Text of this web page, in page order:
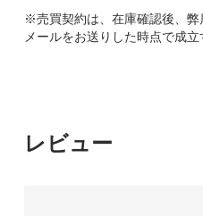
※売買契約は、在庫確認後、弊
メールをお送りした時点で成立
レビュー